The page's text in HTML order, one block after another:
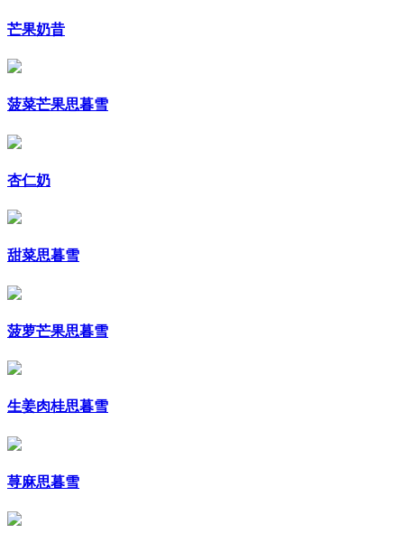
芒果奶昔
菠菜芒果思暮雪
杏仁奶
甜菜思暮雪
菠萝芒果思暮雪
生姜肉桂思暮雪
荨麻思暮雪